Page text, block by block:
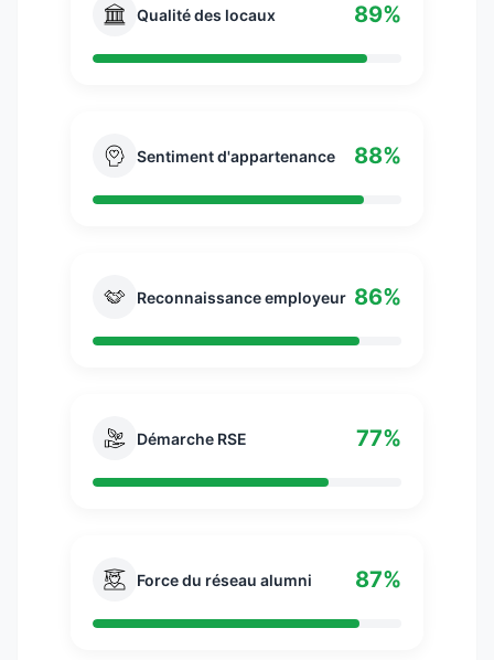
Qualité des locaux 89%
Sentiment d'appartenance 88%
Reconnaissance employeur 86%
Démarche RSE 77%
Force du réseau alumni 87%